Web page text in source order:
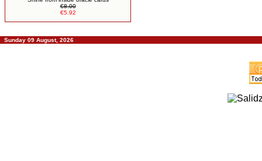
€8.00
€5.92
Sunday 09 August, 2026